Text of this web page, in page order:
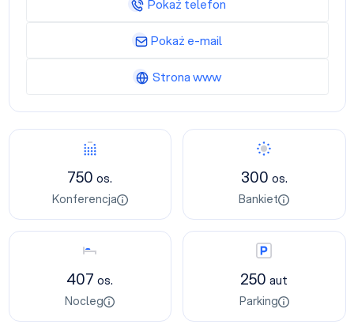
Konferencja
750os.
Konferencja
Bankiet
300 os.
Bankiet
Nocleg
407os.
Nocleg
Parking
250aut
Parking
Pokaż telefon
Pokaż e-mail
Strona www